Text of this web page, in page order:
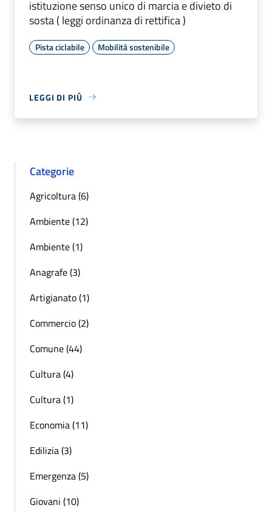
istituzione senso unico di marcia e divieto di
sosta ( leggi ordinanza di rettifica )
Pista ciclabile Mobilità sostenibile
LEGGI DI PIÙ
Categorie
Agricoltura (6)
Ambiente (12)
Ambiente (1)
Anagrafe (3)
Artigianato (1)
Commercio (2)
Comune (44)
Cultura (4)
Cultura (1)
Economia (11)
Edilizia (3)
Emergenza (5)
Giovani (10)